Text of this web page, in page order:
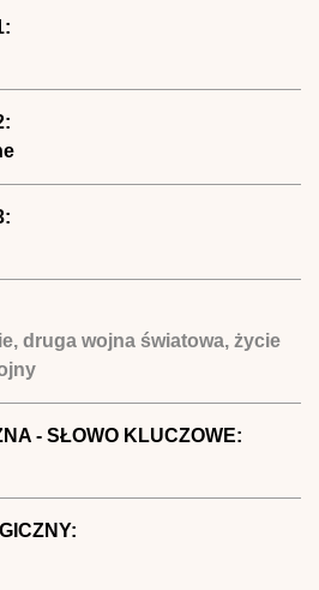
druga wojna światowa, życie
- SŁOWO KLUCZOWE: